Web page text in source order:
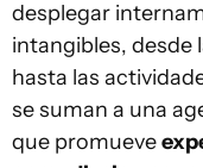
desplegar
intangibles, desde
hasta las
se suman a una
que promueve